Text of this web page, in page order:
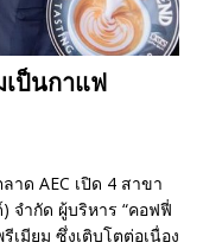
ป็นกาแฟ
าด AEC เปิด 4 สาขา
จำกัด ผู้บริหาร “คอฟฟี่
เมียม ซึ่งเติบโตต่อเนื่อง